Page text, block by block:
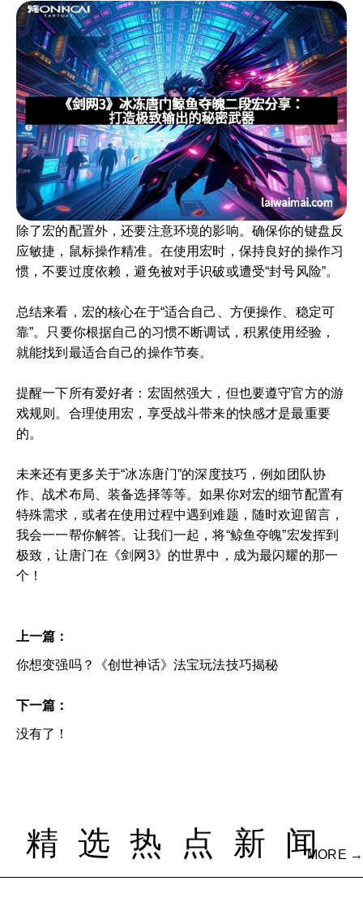
除了宏的配置外，还要注意环境的影响。确保你的键盘反
应敏捷，鼠标操作精准。在使用宏时，保持良好的操作习
惯，不要过度依赖，避免被对手识破或遭受“封号风险”。
总结来看，宏的核心在于“适合自己、方便操作、稳定可
靠”。只要你根据自己的习惯不断调试，积累使用经验，
就能找到最适合自己的操作节奏。
提醒一下所有爱好者：宏固然强大，但也要遵守官方的游
戏规则。合理使用宏，享受战斗带来的快感才是最重要
的。
未来还有更多关于“冰冻唐门”的深度技巧，例如团队协
作、战术布局、装备选择等等。如果你对宏的细节配置有
特殊需求，或者在使用过程中遇到难题，随时欢迎留言，
我会一一帮你解答。让我们一起，将“鲸鱼夺魄”宏发挥到
极致，让唐门在《剑网3》的世界中，成为最闪耀的那一
个！
上一篇：
你想变强吗？《创世神话》法宝玩法技巧揭秘
下一篇：
没有了！
精选热点新闻
MORE →